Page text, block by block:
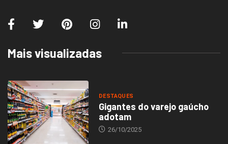
Mais visualizadas
DESTAQUES
Gigantes do varejo gaúcho
adotam
26/10/2025